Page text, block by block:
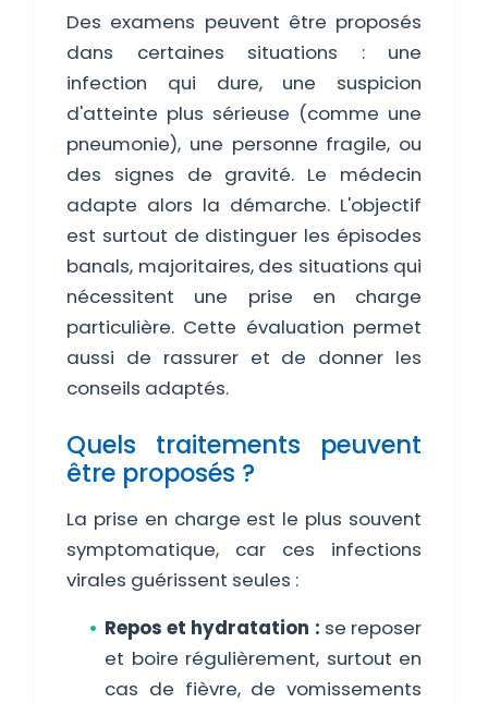
Des examens peuvent être proposés
dans certaines situations : une
infection qui dure, une suspicion
d'atteinte plus sérieuse (comme une
pneumonie), une personne fragile, ou
des signes de gravité. Le médecin
adapte alors la démarche. L'objectif
est surtout de distinguer les épisodes
banals, majoritaires, des situations qui
nécessitent une prise en charge
particulière. Cette évaluation permet
aussi de rassurer et de donner les
conseils adaptés.
Quels traitements peuvent
être proposés ?
La prise en charge est le plus souvent
symptomatique, car ces infections
virales guérissent seules :
Repos et hydratation : se reposer
et boire régulièrement, surtout en
cas de fièvre, de vomissements